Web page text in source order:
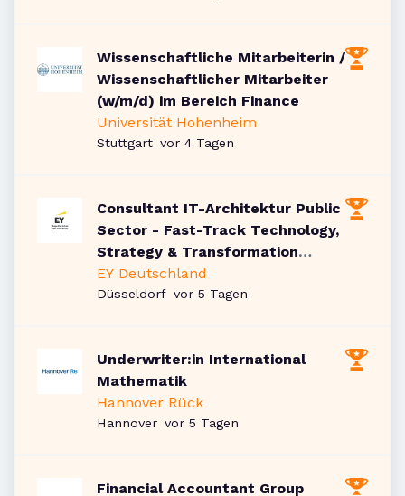
Wissenschaftliche Mitarbeiterin /
Wissenschaftlicher Mitarbeiter
(w/m/d) im Bereich Finance
Universität Hohenheim
Stuttgart Veröffentlicht
vor 4 Tagen
Consultant IT-Architektur Public
Sector - Fast-Track Technology,
Strategy & Transformation
(w/m/d)
EY Deutschland
Düsseldorf Veröffentlicht
vor 5 Tagen
Underwriter:in International
Mathematik
Hannover Rück
Hannover Veröffentlicht
vor 5 Tagen
Financial Accountant Group